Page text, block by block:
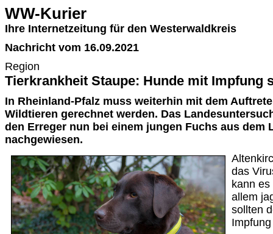
WW-Kurier
Ihre Internetzeitung für den Westerwaldkreis
Nachricht vom 16.09.2021
Region
Tierkrankheit Staupe: Hunde mit Impfung
In Rheinland-Pfalz muss weiterhin mit dem
Wildtieren gerechnet werden. Das
den Erreger nun bei einem jungen Fuchs aus dem
nachgewiesen.
das
kann
allem
sollten